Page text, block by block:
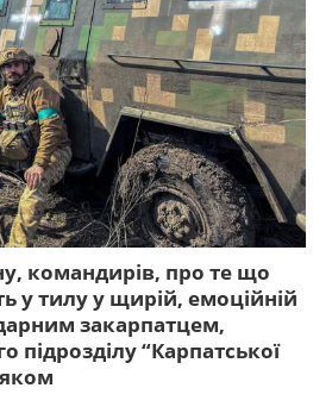
командирів, про те що
у тилу у щирій, емоційній
закарпатцем,
підрозділу “Карпатської